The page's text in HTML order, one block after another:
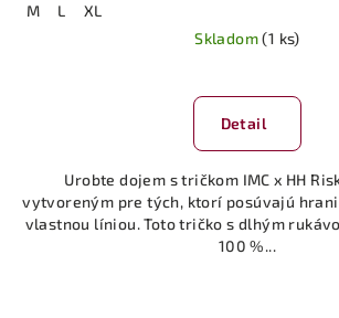
M L
XL
Skladom(1 ks)
Detail
Urobte dojem s tričkom IMC x HH
vytvoreným pre tých, ktorí posúvajú
vlastnou líniou. Toto tričko s dlhým
100 %...